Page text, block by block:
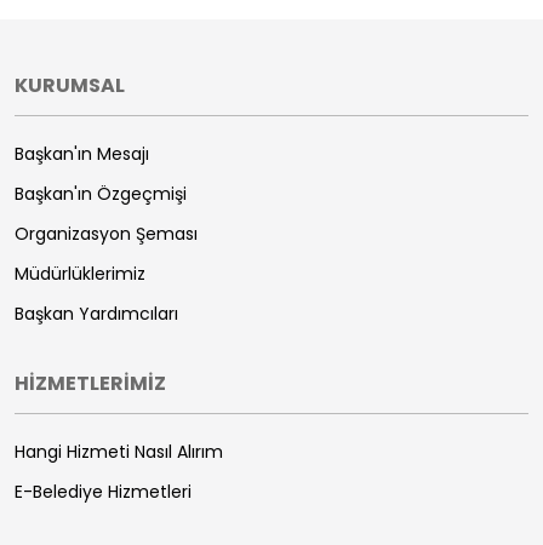
KURUMSAL
Başkan'ın Mesajı
Başkan'ın Özgeçmişi
Organizasyon Şeması
Müdürlüklerimiz
Başkan Yardımcıları
HİZMETLERİMİZ
Hangi Hizmeti Nasıl Alırım
E-Belediye Hizmetleri